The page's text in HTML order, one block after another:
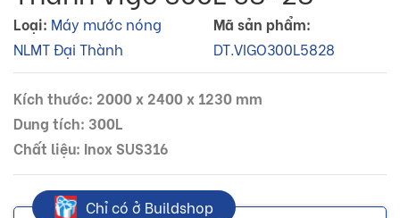
Loại: Máy mước nóng
NLMT Đại Thành
Mã sản phẩm:
DT.VIGO300L5828
Kích thước: 2000 x 2400 x 1230 mm
Dung tích: 300L
Chất liệu: Inox SUS316
Chỉ có ở Buildshop